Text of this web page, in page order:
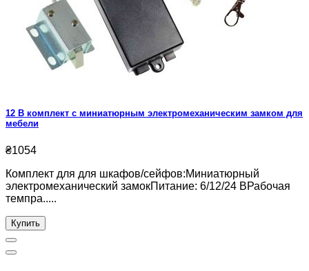
12 В комплект с миниатюрным электромеханическим замком для
мебели
₴1054
Комплект для для шкафов/сейфов:Миниатюрный
электромеханический замокПитание: 6/12/24 ВРабочая
темпра.....
Купить